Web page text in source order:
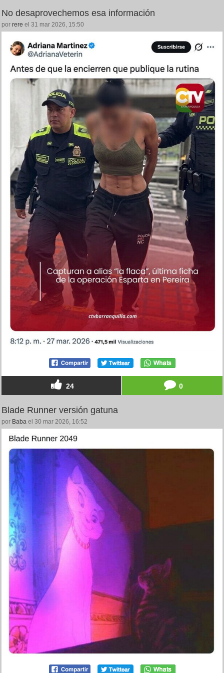
No desaprovechemos esa información
por rere el 31 mar 2026, 15:50
24 0
Blade Runner versión gatuna
por Baba el 30 mar 2026, 16:52